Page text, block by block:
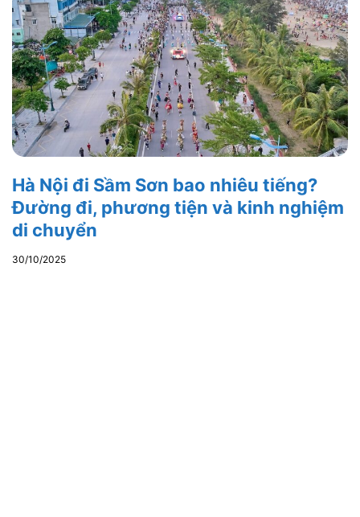
Hà Nội đi Sầm Sơn bao nhiêu tiếng?
Đường đi, phương tiện và kinh nghiệm
di chuyển
30/10/2025